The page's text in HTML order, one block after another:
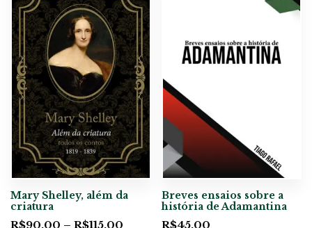
Mary Shelley, além da
criatura
R$90,00 – R$115,00
Breves ensaios sobre a
história de Adamantina
R$45,00